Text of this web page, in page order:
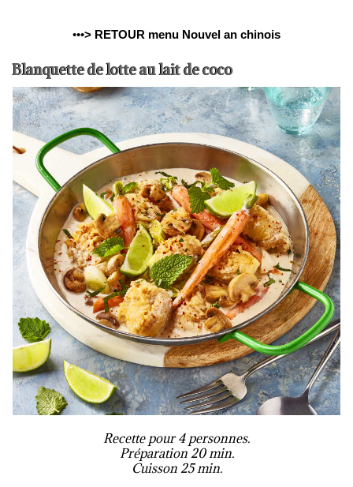
•••> RETOUR menu Nouvel an chinois
Blanquette de lotte au lait de coco
Recette pour 4 personnes.
Préparation 20 min.
Cuisson 25 min.